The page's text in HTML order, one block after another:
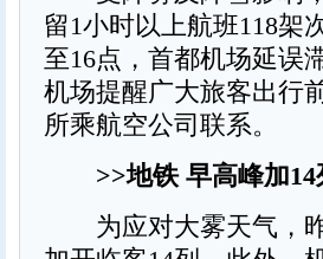
留1小时以上航班118架
至16点，首都机场延误
机场提醒广大旅客出行
所乘航空公司联系。
>>地铁 早高峰加14
为应对大雾天气，昨